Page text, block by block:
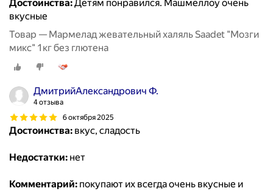
Достоинства:Детям понравился. Машмеллоу очень
вкусные
Товар — Мармелад жевательный халяль Saadet "Мозги
микс" 1кг без глютена
ДмитрийАлександрович Ф.
4 отзыва
6 октября 2025
Достоинства: вкус, сладость
Недостатки: нет
Комментарий: покупают их всегда очень вкусные и